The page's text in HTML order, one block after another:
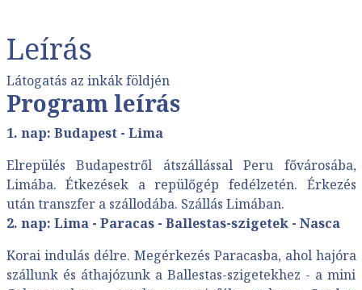
Leírás
Látogatás az inkák földjén
Program leírás
1. nap: Budapest - Lima
Elrepülés Budapestről átszállással Peru fővárosába,
Limába. Étkezések a repülőgép fedélzetén. Érkezés
után transzfer a szállodába. Szállás Limában.
2. nap: Lima - Paracas - Ballestas-szigetek - Nasca
Korai indulás délre. Megérkezés Paracasba, ahol hajóra
szállunk és áthajózunk a Ballestas-szigetekhez - a mini